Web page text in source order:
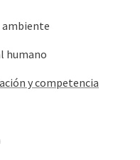
ambiente
humano
y competencia